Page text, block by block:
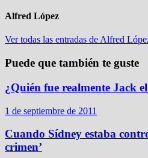
Alfred López
Ver todas las entradas de Alfred
Puede que también te guste
¿Quién fue realmente Jack
1 de septiembre de 2011
Cuando Sídney estaba
crimen’